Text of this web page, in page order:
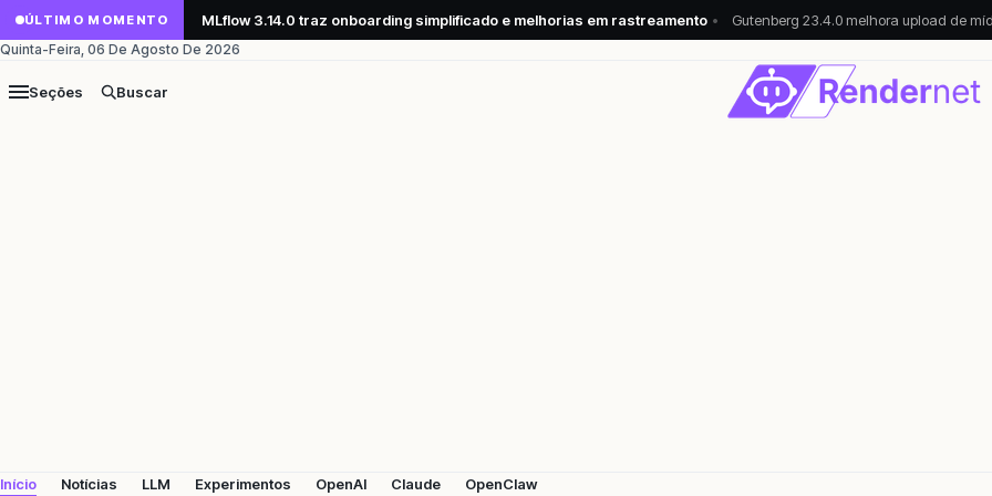
ÚLTIMO MOMENTO MLflow 3.14.0 traz onboarding simplificado e melhorias em rastreamento • Gutenberg 23.4.0 melhora upload de
Quinta-Feira, 06 De Agosto De 2026
Seções Buscar
Início Notícias LLM Experimentos OpenAI Claude OpenClaw